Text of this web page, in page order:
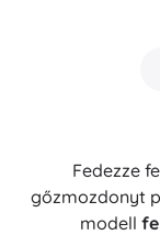
Fedezze
gőzmozdonyt
modell